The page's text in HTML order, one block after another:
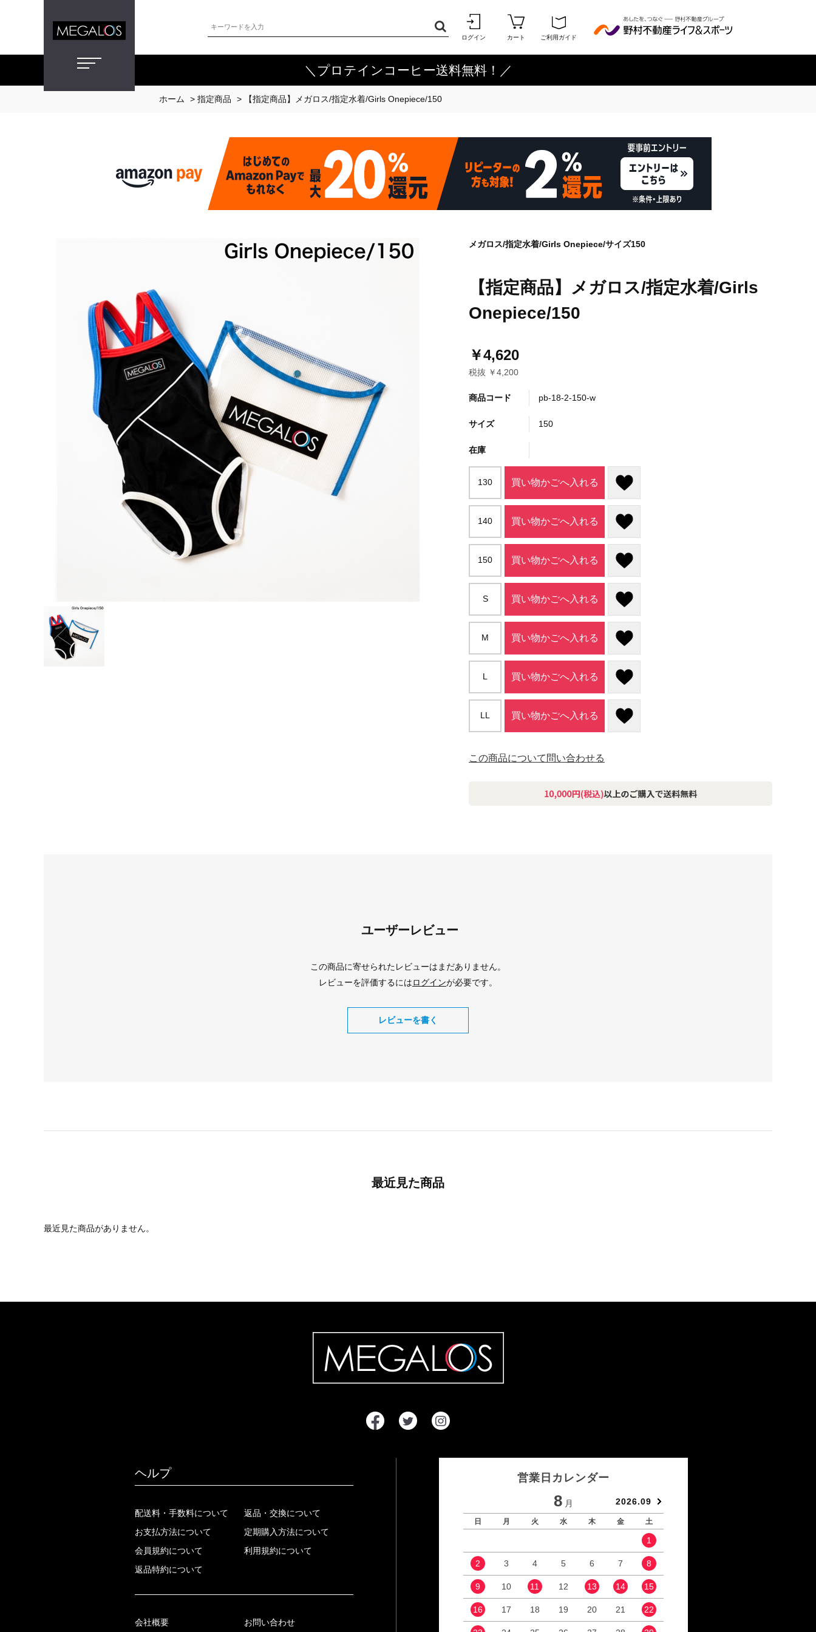
ログイン カート ご利用ガイド
＼プロテインコーヒー送料無料！／
ホーム > 指定商品 > 【指定商品】メガロス/指定水着/Girls Onepiece/150
メガロス/指定水着/Girls Onepiece/サイズ150
【指定商品】メガロス/指定水着/Girls
Onepiece/150
￥4,620
税抜 ￥4,200
商品コード pb-18-2-150-w
サイズ 150
在庫
130 買い物かごへ入れる
140 買い物かごへ入れる
150 買い物かごへ入れる
S 買い物かごへ入れる
M 買い物かごへ入れる
L 買い物かごへ入れる
LL 買い物かごへ入れる
この商品について問い合わせる
ユーザーレビュー
この商品に寄せられたレビューはまだありません。
レビューを評価するにはログインが必要です。
レビューを書く
最近見た商品
最近見た商品がありません。
ヘルプ
配送料・手数料について
お支払方法について
会員規約について
返品特約について
返品・交換について
定期購入方法について
利用規約について
会社概要 お問い合わせ
営業日カレンダー
8 月 2026.09
日 月 火 水 木 金 土
1
2 3 4 5 6 7 8
9 10 11 12 13 14 15
16 17 18 19 20 21 22